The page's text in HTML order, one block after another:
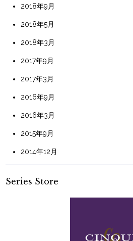
2018年9月
2018年5月
2018年3月
2017年9月
2017年3月
2016年9月
2016年3月
2015年9月
2014年12月
Series Store